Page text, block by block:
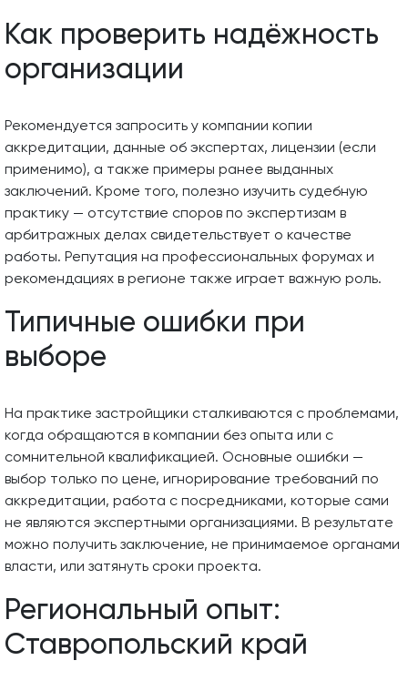
Как проверить надёжность
организации
Рекомендуется запросить у компании копии
аккредитации, данные об экспертах, лицензии (если
применимо), а также примеры ранее выданных
заключений. Кроме того, полезно изучить судебную
практику — отсутствие споров по экспертизам в
арбитражных делах свидетельствует о качестве
работы. Репутация на профессиональных форумах и
рекомендациях в регионе также играет важную роль.
Типичные ошибки при
выборе
На практике застройщики сталкиваются с проблемами,
когда обращаются в компании без опыта или с
сомнительной квалификацией. Основные ошибки —
выбор только по цене, игнорирование требований по
аккредитации, работа с посредниками, которые сами
не являются экспертными организациями. В результате
можно получить заключение, не принимаемое органами
власти, или затянуть сроки проекта.
Региональный опыт:
Ставропольский край